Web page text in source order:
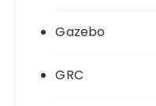
Gazebo
GRC